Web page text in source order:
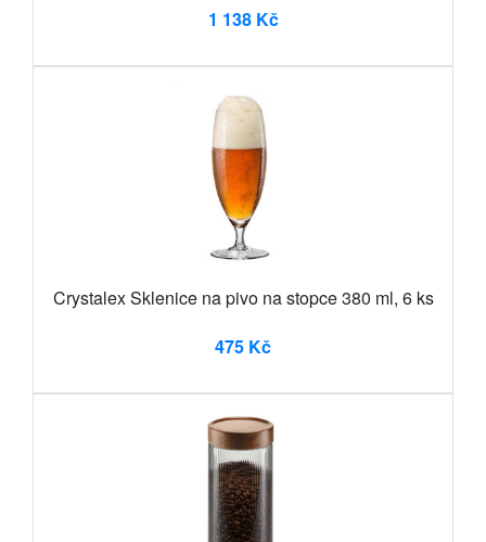
1 138 Kč
Crystalex Sklenice na pivo na stopce 380 ml, 6 ks
475 Kč